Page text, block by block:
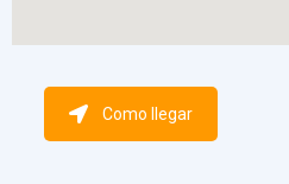
Como llegar